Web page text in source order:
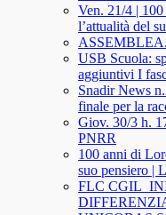
Ven. 21/4 |
l’attualità del
USB Scuola:
aggiuntivi I
Snadir News
finale per la
Giov. 30/3 h.
PNRR
100 anni di
suo pensiero |
FLC